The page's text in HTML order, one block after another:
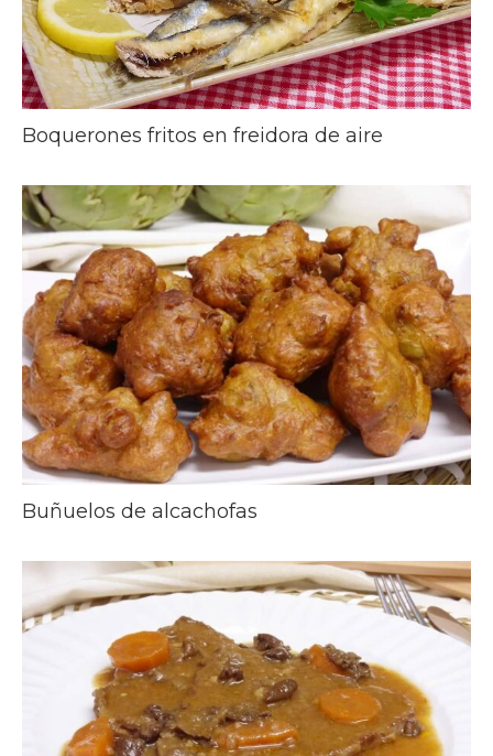
Boquerones fritos en freidora de aire
Buñuelos de alcachofas